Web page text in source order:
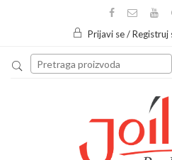
Prijavi se / Registruj